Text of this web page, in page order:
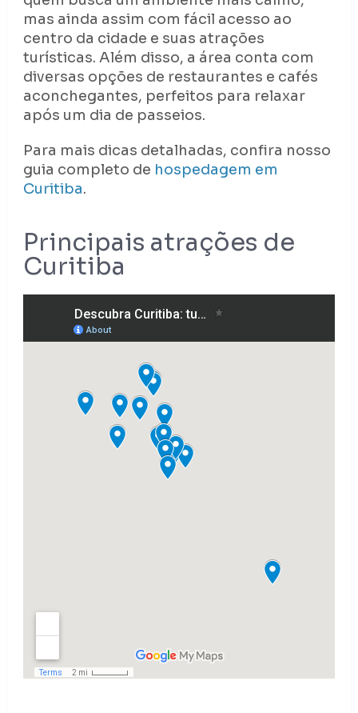
mas ainda assim com fácil acesso ao
centro da cidade e suas atrações
turísticas. Além disso, a área conta com
diversas opções de restaurantes e cafés
aconchegantes, perfeitos para relaxar
após um dia de passeios.
Para mais dicas detalhadas, confira nosso
guia completo de hospedagem em
Curitiba.
Principais atrações de
Curitiba